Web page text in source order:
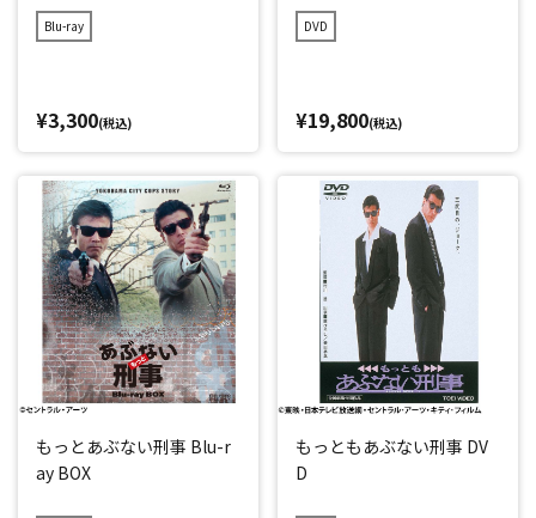
Blu-ray
¥3,300(税込)
DVD
¥19,800(税込)
もっとあぶない刑事 Blu-r
ay BOX
もっともあぶない刑事 DV
D